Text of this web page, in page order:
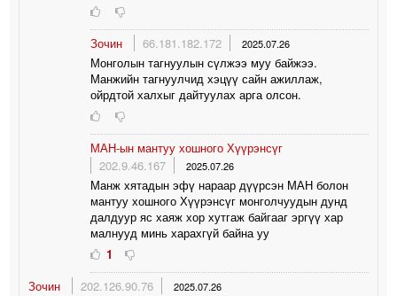
Зочин 66.181.182.172 2025.07.26
Монголын тагнуулын сүлжээ муу байжээ.
Манжийн тагнуулчид хэцүү сайн ажиллаж,
ойрдтой халхыг дайтуулах арга олсон.
МАН-ын мантуу хошного Хүүрэнсүг
202.9.46.167
2025.07.26
Манж хятадын эфү нараар дүүрсэн МАН болон
мантуу хошного Хүүрэнсүг монголчуудын дунд
далдуур яс хаяж хор хутгаж байгааг эргүү хар
малнууд минь харахгүй байна уу
1
Зочин
202.126.90.76 2025.07.26